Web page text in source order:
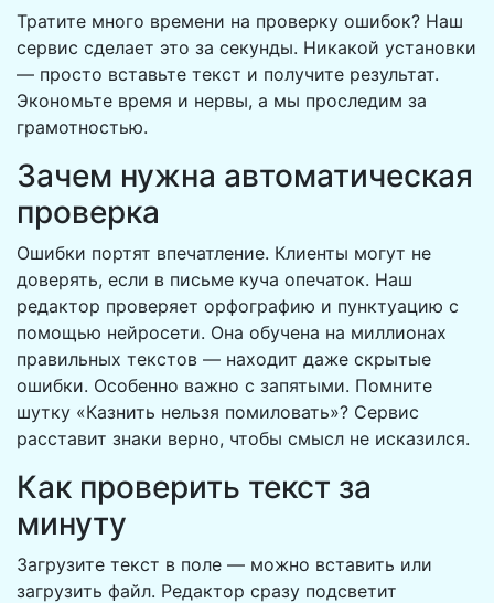
Тратите много времени на проверку ошибок? Наш
сервис сделает это за секунды. Никакой установки
— просто вставьте текст и получите результат.
Экономьте время и нервы, а мы проследим за
грамотностью.
Зачем нужна автоматическая
проверка
Ошибки портят впечатление. Клиенты могут не
доверять, если в письме куча опечаток. Наш
редактор проверяет орфографию и пунктуацию с
помощью нейросети. Она обучена на миллионах
правильных текстов — находит даже скрытые
ошибки. Особенно важно с запятыми. Помните
шутку «Казнить нельзя помиловать»? Сервис
расставит знаки верно, чтобы смысл не исказился.
Как проверить текст за
минуту
Загрузите текст в поле — можно вставить или
загрузить файл. Редактор сразу подсветит